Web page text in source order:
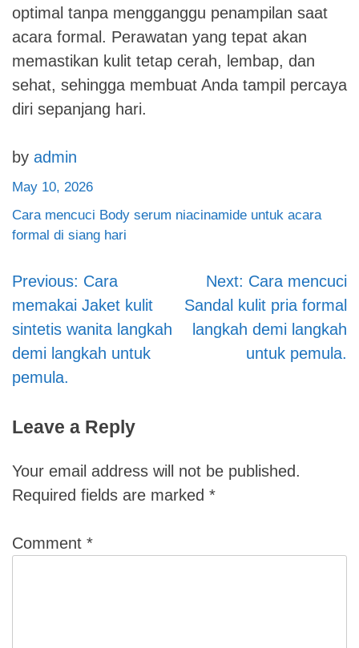
optimal tanpa mengganggu penampilan saat
acara formal. Perawatan yang tepat akan
memastikan kulit tetap cerah, lembap, dan
sehat, sehingga membuat Anda tampil percaya
diri sepanjang hari.
by admin
May 10, 2026
Cara mencuci Body serum niacinamide untuk acara
formal di siang hari
Post
navigation
Previous: Cara
memakai Jaket kulit
sintetis wanita langkah
demi langkah untuk
pemula.
Next: Cara mencuci
Sandal kulit pria formal
langkah demi langkah
untuk pemula.
Leave a Reply
Your email address will not be published.
Required fields are marked *
Comment *